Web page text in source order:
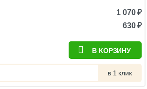
1 070₽
630₽
В КОРЗИНУ
в 1 клик